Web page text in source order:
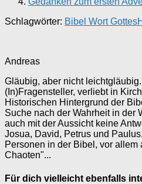
Schlagwörter: Bibel Wort Gottes
Andreas
Gläubig, aber nicht
(In)Fragensteller, verliebt in
Historischen Hintergrund der
Suche nach der Wahrheit in der
auch mit der Aussicht keine
Josua, David, Petrus und
Personen in der Bibel, vor allem
Chaoten"...
Für dich vielleicht ebenfalls